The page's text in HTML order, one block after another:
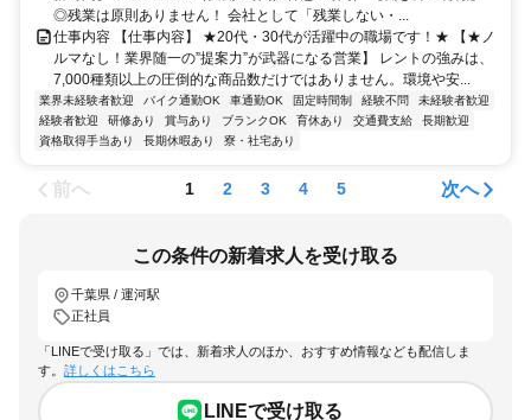
◎残業は原則ありません！ 会社として「残業しない・...
仕事内容 【仕事内容】 ★20代・30代が活躍中の職場です！★ 【★ノ
ルマなし！業界随一の”提案力”が武器になる営業】 レントの強みは、
7,000種類以上の圧倒的な商品数だけではありません。環境や安...
業界未経験者歓迎 バイク通勤OK 車通勤OK 固定時間制 経験不問
未経験者歓迎
経験者歓迎
研修あり 賞与あり ブランクOK 育休あり 交通費支給
長期歓迎
資格取得手当あり
長期休暇あり 寮・社宅あり
前へ 1 2 3 4 5 次へ
この条件の新着求人を受け取る
千葉県 / 運河駅
正社員
「LINEで受け取る」では、新着求人のほか、おすすめ情報なども配信しま
す。 詳しくはこちら
LINEで受け取る